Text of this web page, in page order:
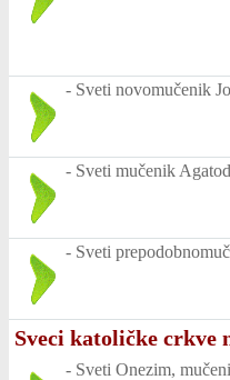
- Sveti novomučenik
- Sveti mučenik
- Sveti
Sveci katoličke crkve
- Sveti Onezim,